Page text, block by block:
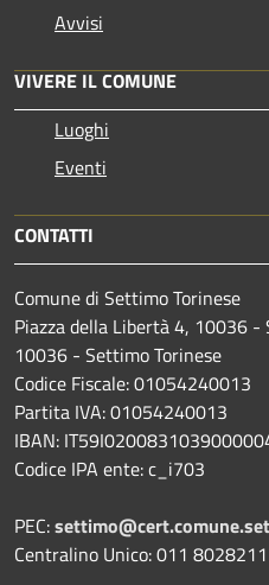
Avvisi
VIVERE IL COMUNE
Luoghi
Eventi
CONTATTI
Comune di Settimo Torinese
Piazza della Libertà 4, 10036 -
10036 - Settimo Torinese
Codice Fiscale: 01054240013
Partita IVA: 01054240013
IBAN:
Codice IPA ente: c_i703
PEC:
Centralino Unico: 011 8028211